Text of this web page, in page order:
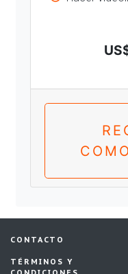
CONTACTO
TÉRMINOS Y